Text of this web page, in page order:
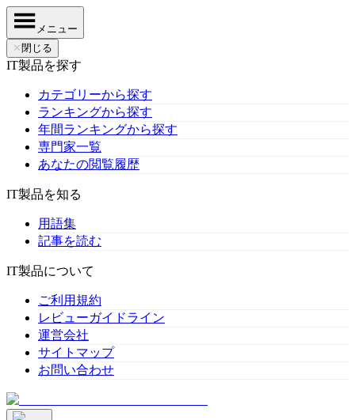
メニュー
✕ 閉じる
IT製品を探す
カテゴリーから探す
ランキングから探す
年間ランキングから探す
専門家一覧
あなたの閲覧履歴
IT製品を知る
用語集
記事を読む
IT製品について
ご利用規約
レビューガイドライン
運営会社
サイトマップ
お問い合わせ